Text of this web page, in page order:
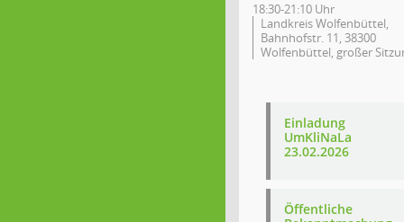
18:30-21:10 Uhr
Landkreis Wolfenbüttel,
Bahnhofstr. 11, 38300
Wolfenbüttel, großer
Einladung
UmKliNaLa
23.02.2026
Öffentliche